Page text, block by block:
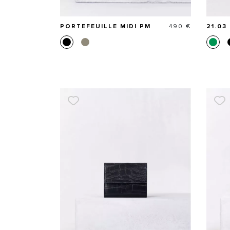
Prix
490 €
PORTEFEUILLE MIDI PM 21.03